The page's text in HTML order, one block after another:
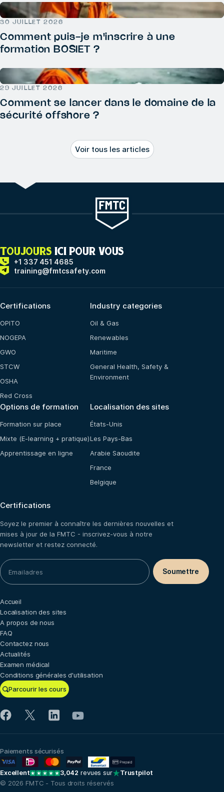
30 JUILLET 2026
Comment puis-je m'inscrire à une
formation BOSIET ?
29 JUILLET 2026
Comment se lancer dans le domaine de la
sécurité offshore ?
Voir tous les articles
TOUJOURS ICI POUR VOUS
+1 337 451 4685
training@fmtcsafety.com
Certifications
OPITO
NOGEPA
GWO
STCW
OSHA
Red Cross
Industry categories
Oil & Gas
Renewables
Maritime
General Health, Safety &
Environment
Options de formation
Formation sur place
Mixte (E-learning + pratique)
Apprentissage en ligne
Localisation des sites
États-Unis
Les Pays-Bas
Arabie Saoudite
France
Belgique
Certifications
Soyez le premier à connaître les dernières nouvelles et
mises à jour de la FMTC - inscrivez-vous à notre
newsletter et restez connecté.
Parcourir les cours
Accueil
Localisation des sites
A propos de nous
FAQ
Contactez nous
Actualités
Examen médical
Conditions générales d'utilisation
© 2026 FMTC - Tous droits réservés
Paiements sécurisés
Excellent 3,042 revues sur Trustpilot